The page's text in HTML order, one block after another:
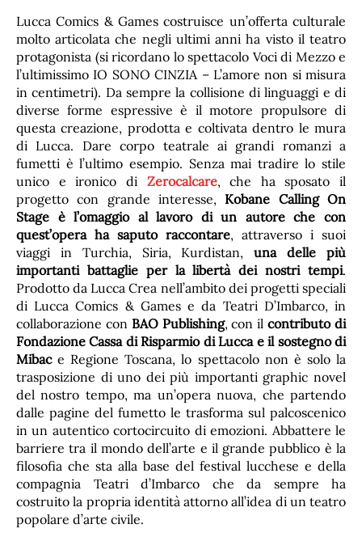
Lucca Comics & Games costruisce un’offerta culturale
molto articolata che negli ultimi anni ha visto il teatro
protagonista (si ricordano lo spettacolo Voci di Mezzo e
l’ultimissimo IO SONO CINZIA – L’amore non si misura
in centimetri). Da sempre la collisione di linguaggi e di
diverse forme espressive è il motore propulsore di
questa creazione, prodotta e coltivata dentro le mura
di Lucca. Dare corpo teatrale ai grandi romanzi a
fumetti è l’ultimo esempio. Senza mai tradire lo stile
unico e ironico di Zerocalcare, che ha sposato il
progetto con grande interesse,Kobane Calling On
Stage è l’omaggio al lavoro di un autore che con
quest’opera ha saputo raccontare, attraverso i suoi
viaggi in Turchia, Siria, Kurdistan,una delle più
importanti battaglie per la libertà dei nostri tempi.
Prodotto da Lucca Crea nell’ambito dei progetti speciali
di Lucca Comics & Games e da Teatri D’Imbarco, in
collaborazione con BAO Publishing, con ilcontributo di
Fondazione Cassa di Risparmio di Lucca e il sostegno di
Mibace Regione Toscana, lo spettacolo non è solo la
trasposizione di uno dei più importanti graphic novel
del nostro tempo, ma un’opera nuova, che partendo
dalle pagine del fumetto le trasforma sul palcoscenico
in un autentico cortocircuito di emozioni. Abbattere le
barriere tra il mondo dell’arte e il grande pubblico è la
filosofia che sta alla base del festival lucchese e della
compagnia Teatri d’Imbarco che da sempre ha
costruito la propria identità attorno all’idea di un teatro
popolare d’arte civile.